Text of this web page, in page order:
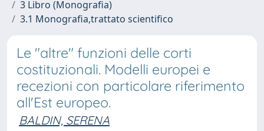
3 Libro (Monografia)
3.1 Monografia,trattato scientifico
Le "altre" funzioni delle corti
costituzionali. Modelli europei e
recezioni con particolare riferimento
all'Est europeo.
BALDIN, SERENA